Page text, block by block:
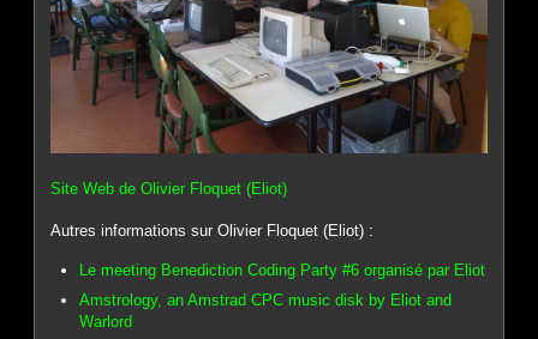
Site Web de Olivier Floquet (Eliot)
Autres informations sur Olivier Floquet (Eliot) :
Le meeting Benediction Coding Party #6 organisé par Eliot
Amstrology, an Amstrad CPC music disk by Eliot and
Warlord